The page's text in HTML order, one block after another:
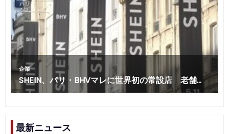
最新ニュース